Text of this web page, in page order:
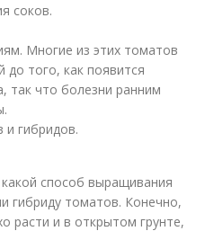
соков.
Многие из этих томатов
до того, как появится
так что болезни ранним
гибридов.
способ выращивания
гибриду томатов. Конечно,
расти и в открытом грунте,